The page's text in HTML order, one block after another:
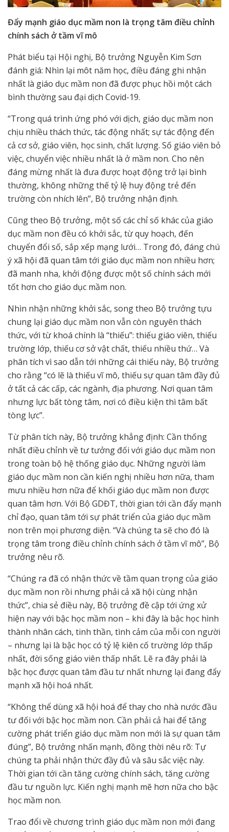
Đẩy mạnh giáo dục mầm non là trọng tâm điều chỉnh
chính sách ở tầm vĩ mô
Phát biểu tại Hội nghị, Bộ trưởng Nguyễn Kim Sơn
đánh giá: Nhìn lại môt năm học, điều đáng ghi nhận
nhất là giáo dục mầm non đã được phục hồi một cách
bình thường sau đại dịch Covid-19.
“Trong quá trình ứng phó với dịch, giáo dục mầm non
chịu nhiều thách thức, tác động nhất; sự tác động đến
cả cơ sở, giáo viên, học sinh, chất lượng. Số giáo viên bỏ
việc, chuyển việc nhiều nhất là ở mầm non. Cho nên
đáng mừng nhất là đưa được hoạt động trở lại bình
thường, không những thế tỷ lệ huy động trẻ đến
trường còn nhích lên”, Bộ trưởng nhận định.
Cũng theo Bộ trưởng, một số các chỉ số khác của giáo
dục mầm non đều có khởi sắc, từ quy hoạch, đến
chuyển đổi số, sắp xếp mạng lưới… Trong đó, đáng chú
ý xã hội đã quan tâm tới giáo dục mầm non nhiều hơn;
đã manh nha, khởi động được một số chính sách mới
tốt hơn cho giáo dục mầm non.
Nhìn nhận những khởi sắc, song theo Bộ trưởng tựu
chung lại giáo dục mầm non vẫn còn nguyên thách
thức, với từ khoá chính là “thiếu”: thiếu giáo viên, thiếu
trường lớp, thiếu cơ sở vật chất, thiếu nhiều thứ… Và
phân tích vì sao dẫn tới những cái thiếu này, Bộ trưởng
cho rằng “có lẽ là thiếu vĩ mô, thiếu sự quan tâm đầy đủ
ở tất cả các cấp, các ngành, địa phương. Nơi quan tâm
nhưng lực bất tòng tâm, nơi có điều kiện thì tâm bất
tòng lực”.
Từ phân tích này, Bộ trưởng khẳng định: Cần thống
nhất điều chỉnh về tư tưởng đối với giáo dục mầm non
trong toàn bộ hệ thống giáo dục. Những người làm
giáo dục mầm non cần kiến nghị nhiều hơn nữa, tham
mưu nhiều hơn nữa để khối giáo dục mầm non được
quan tâm hơn. Với Bộ GDĐT, thời gian tới cần đẩy mạnh
chỉ đạo, quan tâm tới sự phát triển của giáo dục mầm
non trên mọi phương diện. “Và chúng ta sẽ cho đó là
trọng tâm trong điều chỉnh chính sách ở tầm vĩ mô”, Bộ
trưởng nêu rõ.
“Chúng ra đã có nhận thức về tầm quan trọng của giáo
dục mầm non rồi nhưng phải cả xã hội cùng nhận
thức”, chia sẻ điều này, Bộ trưởng đề cập tới ứng xử
hiện nay với bậc học mầm non – khi đây là bậc học hình
thành nhân cách, tinh thần, tình cảm của mỗi con người
– nhưng lại là bậc học có tỷ lệ kiên cố trường lớp thấp
nhất, đời sống giáo viên thấp nhất. Lẽ ra đây phải là
bậc học được quan tâm đầu tư nhất nhưng lại đang đẩy
mạnh xã hội hoá nhất.
“Không thể dùng xã hội hoá để thay cho nhà nước đầu
tư đối với bậc học mầm non. Cần phải cả hai để tăng
cường phát triển giáo dục mầm non mới là sự quan tâm
đúng”, Bộ trưởng nhấn mạnh, đồng thời nêu rõ: Tự
chúng ta phải nhận thức đầy đủ và sâu sắc việc này.
Thời gian tới cần tăng cường chính sách, tăng cường
đầu tư nguồn lực. Kiến nghị mạnh mẽ hơn nữa cho bậc
học mầm non.
Trao đổi về chương trình giáo dục mầm non mới đang